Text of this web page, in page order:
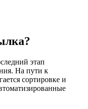
этап
На пути к
сортировке и